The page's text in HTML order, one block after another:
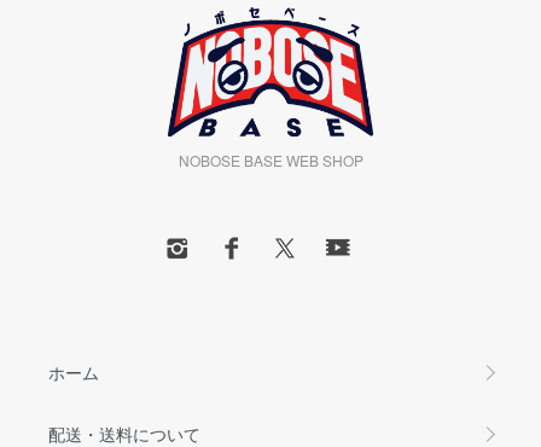
NOBOSE BASE WEB SHOP
ホーム
配送・送料について